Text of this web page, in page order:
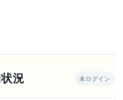
況 未ログイン